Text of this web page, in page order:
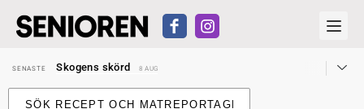
SENASTE
Skogens skörd
8 AUG